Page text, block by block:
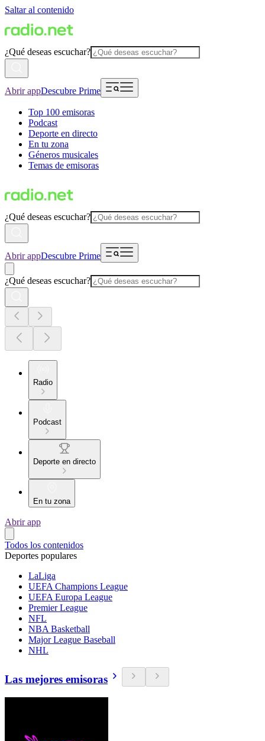
Saltar al contenido
¿Qué deseas escuchar?
Abrir appDescubre Prime
Top 100 emisoras
Podcast
Deporte en directo
En tu zona
Géneros musicales
Temas de emisoras
¿Qué deseas escuchar?
Abrir appDescubre Prime
¿Qué deseas escuchar?
Radio
Podcast
Deporte en directo
En tu zona
Abrir app
Todos los contenidos
Deportes populares
LaLiga
UEFA Champions League
UEFA Europa League
Premier League
NFL
NBA Basketball
Major League Baseball
NHL
Las mejores emisoras